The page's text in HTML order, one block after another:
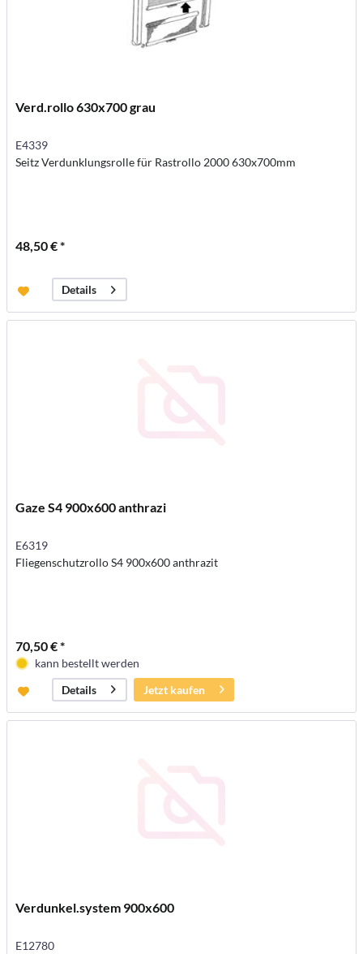
Verd.rollo 630x700 grau
E4339
Seitz Verdunklungsrolle für Rastrollo 2000 630x700mm
48,50 € *
Details
Gaze S4 900x600 anthrazi
E6319
Fliegenschutzrollo S4 900x600 anthrazit
70,50 € *
kann bestellt werden
Details
Jetzt kaufen
Verdunkel.system 900x600
E12780